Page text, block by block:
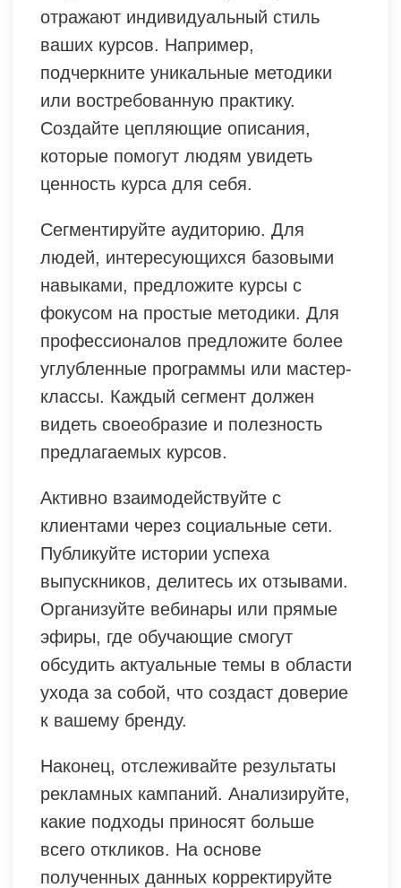
отражают индивидуальный стиль
ваших курсов. Например,
подчеркните уникальные методики
или востребованную практику.
Создайте цепляющие описания,
которые помогут людям увидеть
ценность курса для себя.
Сегментируйте аудиторию. Для
людей, интересующихся базовыми
навыками, предложите курсы с
фокусом на простые методики. Для
профессионалов предложите более
углубленные программы или мастер-
классы. Каждый сегмент должен
видеть своеобразие и полезность
предлагаемых курсов.
Активно взаимодействуйте с
клиентами через социальные сети.
Публикуйте истории успеха
выпускников, делитесь их отзывами.
Организуйте вебинары или прямые
эфиры, где обучающие смогут
обсудить актуальные темы в области
ухода за собой, что создаст доверие
к вашему бренду.
Наконец, отслеживайте результаты
рекламных кампаний. Анализируйте,
какие подходы приносят больше
всего откликов. На основе
полученных данных корректируйте